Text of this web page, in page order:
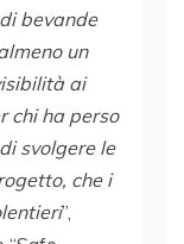
bevande
un
ai
chi ha perso
svolgere le
che i
”,